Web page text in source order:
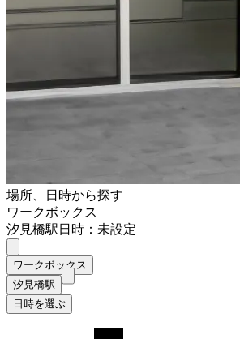
場所、日時から探す
ワークボックス
汐見橋駅日時：未設定
ワークボックス
汐見橋駅
日時を選ぶ